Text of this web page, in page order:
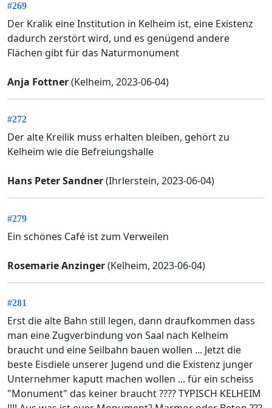
#269
Der Kralik eine Institution in Kelheim ist, eine Existenz
dadurch zerstört wird, und es genügend andere
Flächen gibt für das Naturmonument
Anja Fottner(Kelheim, 2023-06-04)
#272
Der alte Kreilik muss erhalten bleiben, gehört zu
Kelheim wie die Befreiungshalle
Hans Peter Sandner(Ihrlerstein, 2023-06-04)
#279
Ein schönes Café ist zum Verweilen
Rosemarie Anzinger(Kelheim, 2023-06-04)
#281
Erst die alte Bahn still legen, dann draufkommen dass
man eine Zugverbindung von Saal nach Kelheim
braucht und eine Seilbahn bauen wollen ... Jetzt die
beste Eisdiele unserer Jugend und die Existenz junger
Unternehmer kaputt machen wollen ... für ein scheiss
"Monument" das keiner braucht ???? TYPISCH KELHEIM